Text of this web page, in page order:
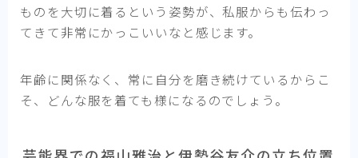
ものを大切に着るという姿勢が、私服からも伝わっ
てきて非常にかっこいいなと感じます。
年齢に関係なく、常に自分を磨き続けているからこ
そ、どんな服を着ても様になるのでしょう。